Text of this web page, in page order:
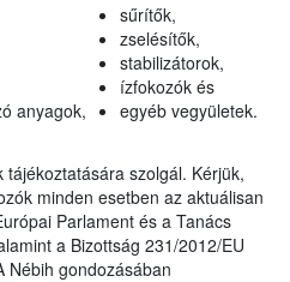
anyagok,
sűrítők,
zselésítők,
stabilizátorok,
ízfokozók és
egyéb vegyületek.
szolgál. Kérjük,
minden esetben az aktuálisan
Parlament és a Tanács
a Bizottság 231/2012/EU
Nébih gondozásában